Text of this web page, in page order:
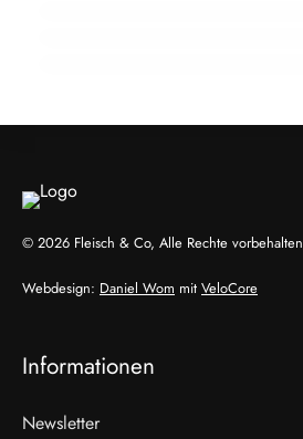
© 2026 Fleisch & Co, Alle Rechte vorbehalten
Webdesign: Daniel Wom mit VeloCore
Informationen
Newsletter